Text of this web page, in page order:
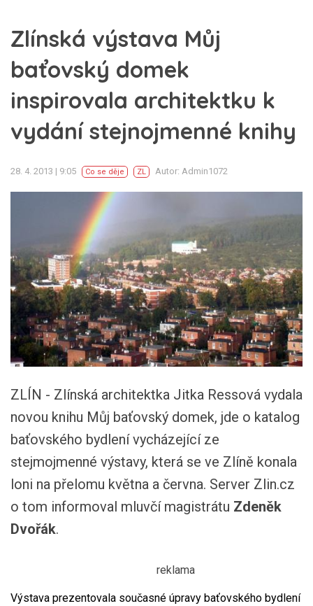
Zlínská výstava Můj
baťovský domek
inspirovala architektku k
vydání stejnojmenné knihy
28. 4. 2013 | 9:05 Co se děje ZL Autor: Admin1072
ZLÍN - Zlínská architektka Jitka Ressová vydala
novou knihu Můj baťovský domek, jde o katalog
baťovského bydlení vycházející ze
stejmojmenné výstavy, která se ve Zlíně konala
loni na přelomu května a června. Server Zlin.cz
o tom informoval mluvčí magistrátu Zdeněk
Dvořák.
Výstava prezentovala současné úpravy baťovského bydlení